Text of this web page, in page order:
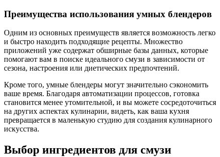
Преимущества использования умных блендеров
Одним из основных преимуществ является возможность легко
и быстро находить подходящие рецепты. Множество
приложений уже содержат обширные базы данных, которые
помогают вам в поиске идеального смузи в зависимости от
сезона, настроения или диетических предпочтений.
Кроме того, умные блендеры могут значительно сэкономить
ваше время. Благодаря автоматизации процессов, готовка
становится менее утомительной, и вы можете сосредоточиться
на других аспектах кулинарии, видеть, как ваша кухня
превращается в маленькую студию для создания кулинарного
искусства.
Выбор ингредиентов для смузи